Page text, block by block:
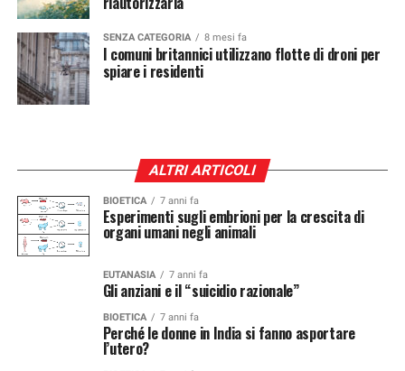
SENZA CATEGORIA 8 mesi fa
I comuni britannici utilizzano flotte di droni per
spiare i residenti
ALTRI ARTICOLI
BIOETICA 7 anni fa
Esperimenti sugli embrioni per la crescita di
organi umani negli animali
EUTANASIA 7 anni fa
Gli anziani e il “suicidio razionale”
BIOETICA 7 anni fa
Perché le donne in India si fanno asportare
l’utero?